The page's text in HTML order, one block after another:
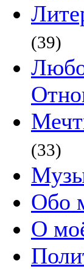
(39)
(33)
Обо
О